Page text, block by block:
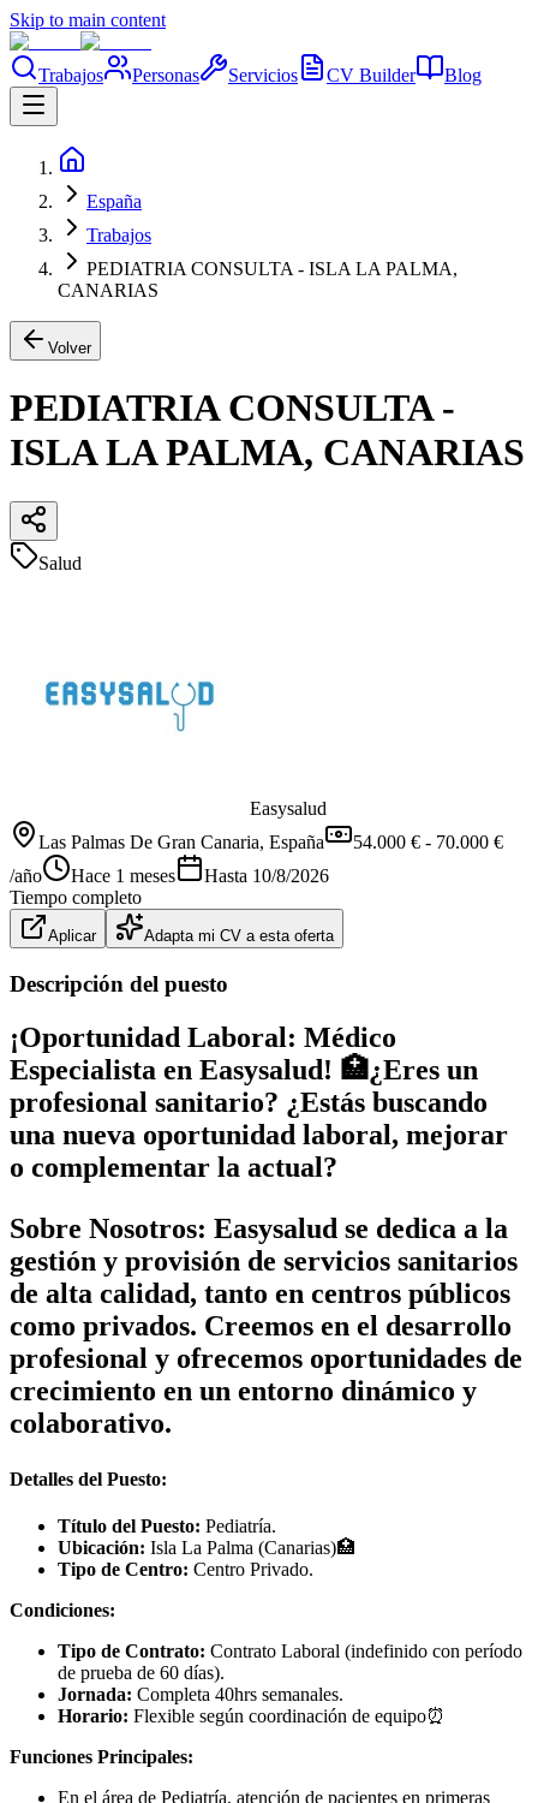
Skip to main content
Trabajos Personas Servicios CV Builder Blog
España
Trabajos
PEDIATRIA CONSULTA - ISLA LA PALMA,
CANARIAS
Volver
PEDIATRIA CONSULTA -
ISLA LA PALMA, CANARIAS
Salud
Easysalud
Las Palmas De Gran Canaria, España
54.000 € - 70.000 €
/año
Hace 1 meses Hasta 10/8/2026
Tiempo completo
Aplicar Adapta mi CV a esta oferta
Descripción del puesto
¡Oportunidad Laboral: Médico
Especialista en Easysalud! 🏥¿Eres un
profesional sanitario? ¿Estás buscando
una nueva oportunidad laboral, mejorar
o complementar la actual?
Sobre Nosotros: Easysalud se dedica a la
gestión y provisión de servicios sanitarios
de alta calidad, tanto en centros públicos
como privados. Creemos en el desarrollo
profesional y ofrecemos oportunidades de
crecimiento en un entorno dinámico y
colaborativo.
Detalles del Puesto:
Título del Puesto: Pediatría.
Ubicación: Isla La Palma (Canarias)🏥
Tipo de Centro: Centro Privado.
Condiciones:
Tipo de Contrato: Contrato Laboral (indefinido con período
de prueba de 60 días).
Jornada: Completa 40hrs semanales.
Horario: Flexible según coordinación de equipo⏰
Funciones Principales:
En el área de Pediatría, atención de pacientes en primeras